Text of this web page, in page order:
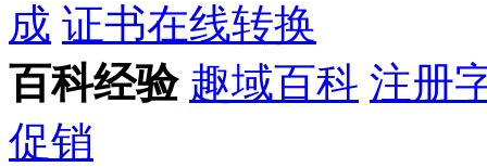
成 证书在线转换
百科经验 趣域百科 注册
促销